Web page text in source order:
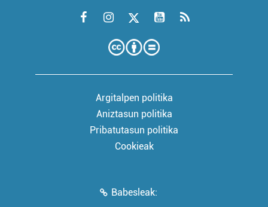
Argitalpen politika
Aniztasun politika
Pribatutasun politika
Cookieak
Babesleak: